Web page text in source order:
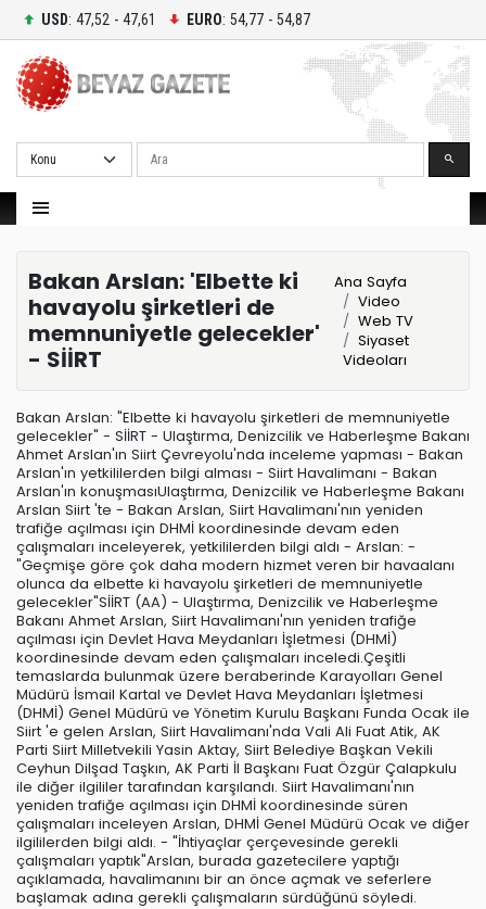
USD: 47,52 - 47,61 EURO: 54,77 - 54,87
Ara
Bakan Arslan: 'Elbette ki
havayolu şirketleri de
memnuniyetle gelecekler'
- SİİRT
Ana Sayfa
Video
Web TV
Siyaset
Videoları
Bakan Arslan: "Elbette ki havayolu şirketleri de memnuniyetle
gelecekler" - SİİRT - Ulaştırma, Denizcilik ve Haberleşme Bakanı
Ahmet Arslan'ın Siirt Çevreyolu'nda inceleme yapması - Bakan
Arslan'ın yetkililerden bilgi alması - Siirt Havalimanı - Bakan
Arslan'ın konuşmasıUlaştırma, Denizcilik ve Haberleşme Bakanı
Arslan Siirt 'te - Bakan Arslan, Siirt Havalimanı'nın yeniden
trafiğe açılması için DHMİ koordinesinde devam eden
çalışmaları inceleyerek, yetkililerden bilgi aldı - Arslan: -
"Geçmişe göre çok daha modern hizmet veren bir havaalanı
olunca da elbette ki havayolu şirketleri de memnuniyetle
gelecekler"SİİRT (AA) - Ulaştırma, Denizcilik ve Haberleşme
Bakanı Ahmet Arslan, Siirt Havalimanı'nın yeniden trafiğe
açılması için Devlet Hava Meydanları İşletmesi (DHMİ)
koordinesinde devam eden çalışmaları inceledi.Çeşitli
temaslarda bulunmak üzere beraberinde Karayolları Genel
Müdürü İsmail Kartal ve Devlet Hava Meydanları İşletmesi
(DHMİ) Genel Müdürü ve Yönetim Kurulu Başkanı Funda Ocak ile
Siirt 'e gelen Arslan, Siirt Havalimanı'nda Vali Ali Fuat Atik, AK
Parti Siirt Milletvekili Yasin Aktay, Siirt Belediye Başkan Vekili
Ceyhun Dilşad Taşkın, AK Parti İl Başkanı Fuat Özgür Çalapkulu
ile diğer ilgililer tarafından karşılandı. Siirt Havalimanı'nın
yeniden trafiğe açılması için DHMİ koordinesinde süren
çalışmaları inceleyen Arslan, DHMİ Genel Müdürü Ocak ve diğer
ilgililerden bilgi aldı. - "İhtiyaçlar çerçevesinde gerekli
çalışmaları yaptık"Arslan, burada gazetecilere yaptığı
açıklamada, havalimanını bir an önce açmak ve seferlere
başlamak adına gerekli çalışmaların sürdüğünü söyledi.